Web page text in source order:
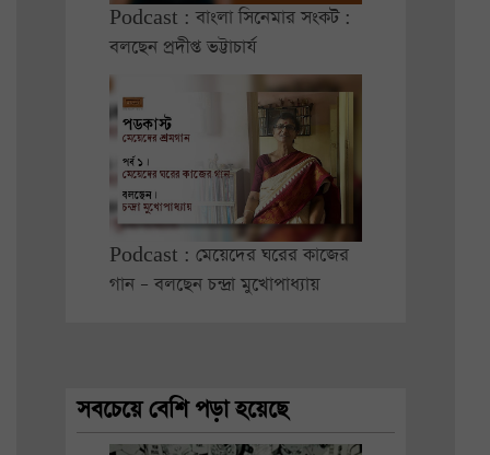
Podcast : বাংলা সিনেমার সংকট :
বলছেন প্রদীপ্ত ভট্টাচার্য
Podcast : মেয়েদের ঘরের কাজের
গান – বলছেন চন্দ্রা মুখোপাধ্যায়
সবচেয়ে বেশি পড়া হয়েছে